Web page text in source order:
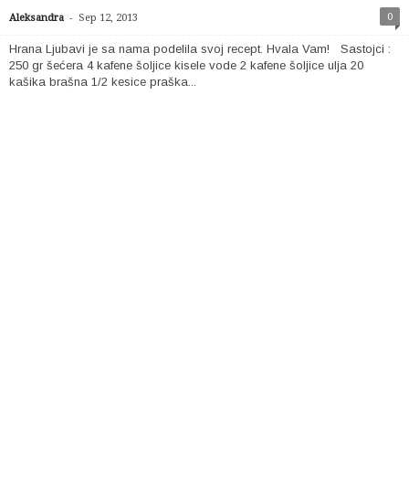
Aleksandra - Sep 12, 2013 0
Hrana Ljubavi je sa nama podelila svoj recept. Hvala Vam! Sastojci :
250 gr šećera 4 kafene šoljice kisele vode 2 kafene šoljice ulja 20
kašika brašna 1/2 kesice praška...